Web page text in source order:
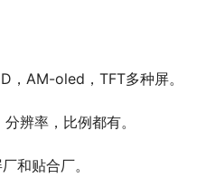
，AM-oled，TFT多种屏。
辨率，比例都有。
和贴合厂。